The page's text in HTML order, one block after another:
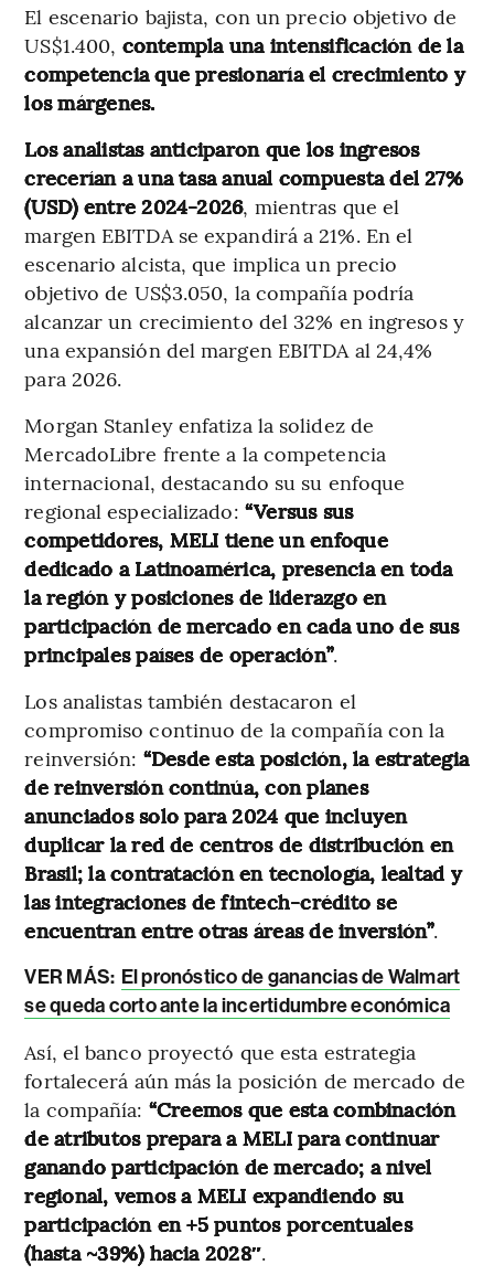
El escenario bajista, con un precio objetivo de
US$1.400, contempla una intensificación de la
competencia que presionaría el crecimiento y
los márgenes.
Los analistas anticiparon que los ingresos
crecerían a una tasa anual compuesta del 27%
(USD) entre 2024-2026, mientras que el
margen EBITDA se expandirá a 21%. En el
escenario alcista, que implica un precio
objetivo de US$3.050, la compañía podría
alcanzar un crecimiento del 32% en ingresos y
una expansión del margen EBITDA al 24,4%
para 2026.
Morgan Stanley enfatiza la solidez de
MercadoLibre frente a la competencia
internacional, destacando su su enfoque
regional especializado: “Versus sus
competidores, MELI tiene un enfoque
dedicado a Latinoamérica, presencia en toda
la región y posiciones de liderazgo en
participación de mercado en cada uno de sus
principales países de operación”.
Los analistas también destacaron el
compromiso continuo de la compañía con la
reinversión: “Desde esta posición, la estrategia
de reinversión continúa, con planes
anunciados solo para 2024 que incluyen
duplicar la red de centros de distribución en
Brasil; la contratación en tecnología, lealtad y
las integraciones de fintech-crédito se
encuentran entre otras áreas de inversión”.
VER MÁS: El pronóstico de ganancias de Walmart
se queda corto ante la incertidumbre económica
Así, el banco proyectó que esta estrategia
fortalecerá aún más la posición de mercado de
la compañía: “Creemos que esta combinación
de atributos prepara a MELI para continuar
ganando participación de mercado; a nivel
regional, vemos a MELI expandiendo su
participación en +5 puntos porcentuales
(hasta ~39%) hacia 2028″.